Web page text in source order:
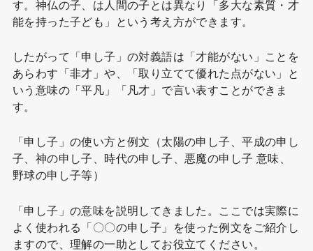
す。神仏の子、は人間の子とは異なり「多大な素質・才
能を持った子ども」という考え方ができます。
したがって「申し子」の対義語は「才能がない」ことを
あらわす「非才」や、「取り立てて優れた点がない」と
いう意味の「平凡」「凡才」で言い表すことができま
す。
「申し子」の使い方と例文（太陽の申し子、平成の申し
子、神の申し子、時代の申し子、悪魔の申し子 意味、
野球の申し子等）
「申し子」の意味を説明してきました。ここでは実際に
よく使われる「〇〇の申し子」を使った例文をご紹介し
ますので、理解の一助としてお役立てください。